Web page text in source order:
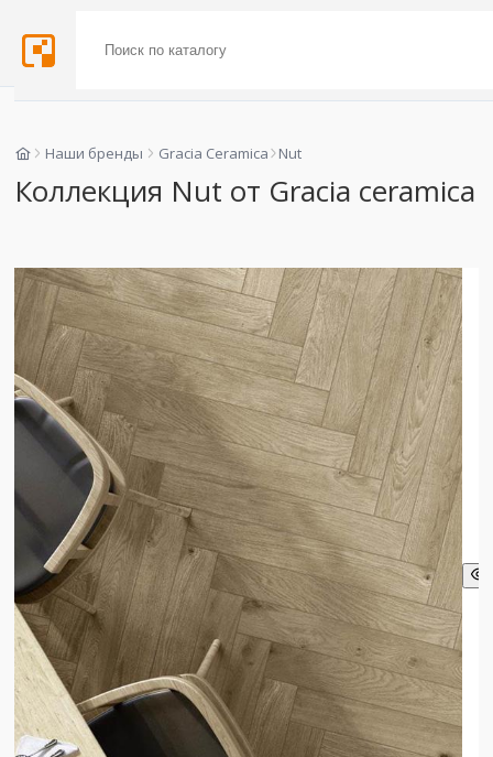
Наши бренды Gracia Ceramica Nut
Коллекция Nut от Gracia ceramica